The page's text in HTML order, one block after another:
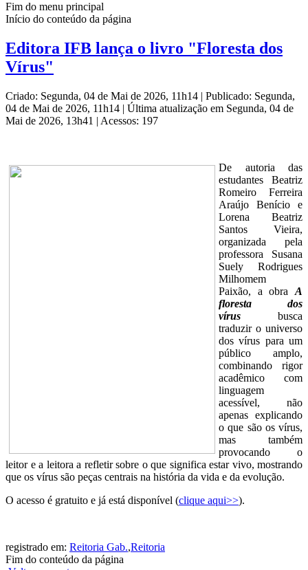
Fim do menu principal
Início do conteúdo da página
Editora IFB lança o livro "Floresta dos
Vírus"
Criado: Segunda, 04 de Mai de 2026, 11h14 | Publicado: Segunda,
04 de Mai de 2026, 11h14 | Última atualização em Segunda, 04 de
Mai de 2026, 13h41 | Acessos: 197
De autoria das
estudantes Beatriz
Romeiro Ferreira
Araújo Benício e
Lorena Beatriz
Santos Vieira,
organizada pela
professora Susana
Suely Rodrigues
Milhomem
Paixão, a obra A
floresta dos
vírus
busca
traduzir o universo
dos vírus para um
público amplo,
combinando rigor
acadêmico com
linguagem
acessível, não
apenas explicando
o que são os vírus,
mas também
provocando o
leitor e a leitora a refletir sobre o que significa estar vivo, mostrando
que os vírus são peças centrais na história da vida e da evolução.
O acesso é gratuito e já está disponível (clique aqui>>).
registrado em: Reitoria Gab.,Reitoria
Fim do conteúdo da página